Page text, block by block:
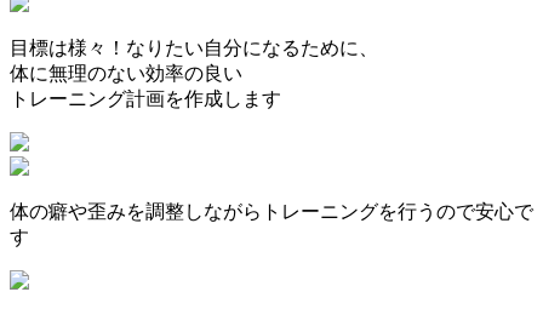
目標は様々！なりたい自分になるために、
体に無理のない効率の良い
トレーニング計画を作成します
体の癖や歪みを調整しながらトレーニングを行うので安心で
す